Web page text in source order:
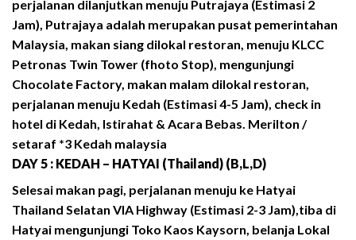
perjalanan dilanjutkan menuju Putrajaya (Estimasi 2
Jam), Putrajaya adalah merupakan pusat pemerintahan
Malaysia, makan siang dilokal restoran, menuju KLCC
Petronas Twin Tower (fhoto Stop), mengunjungi
Chocolate Factory, makan malam dilokal restoran,
perjalanan menuju Kedah (Estimasi 4-5 Jam), check in
hotel di Kedah, Istirahat & Acara Bebas. Merilton /
setaraf *3 Kedah malaysia
DAY 5 : KEDAH – HATYAI (Thailand) (B,L,D)
Selesai makan pagi, perjalanan menuju ke Hatyai
Thailand Selatan VIA Highway (Estimasi 2-3 Jam),tiba di
Hatyai mengunjungi Toko Kaos Kaysorn, belanja Lokal